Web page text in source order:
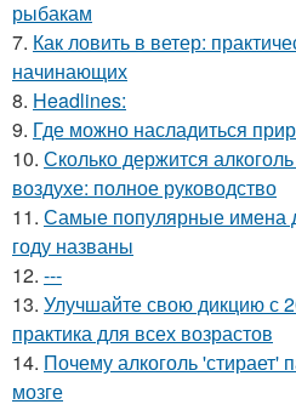
рыбакам
7. Как ловить в ветер:
начинающих
8. Headlines:
9. Где можно насладиться
10. Сколько держится
воздухе: полное руководство
11. Самые популярные имена
году названы
12. ---
13. Улучшайте свою дикцию с
практика для всех возрастов
14. Почему алкоголь 'стирает'
мозге